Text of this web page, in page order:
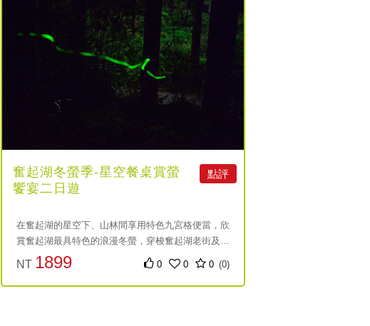
奮起湖冬螢季-星空餐桌賞螢
饗宴二日遊
點評
在奮起湖的星空下、山林間享用特色九宮格便當，欣
賞奮起湖最具特色的浪漫冬螢，穿梭奮起湖老街及百
年老老街，是全台獨一無二的旅遊感受。
NT 1899
元
0 0 0 (0)